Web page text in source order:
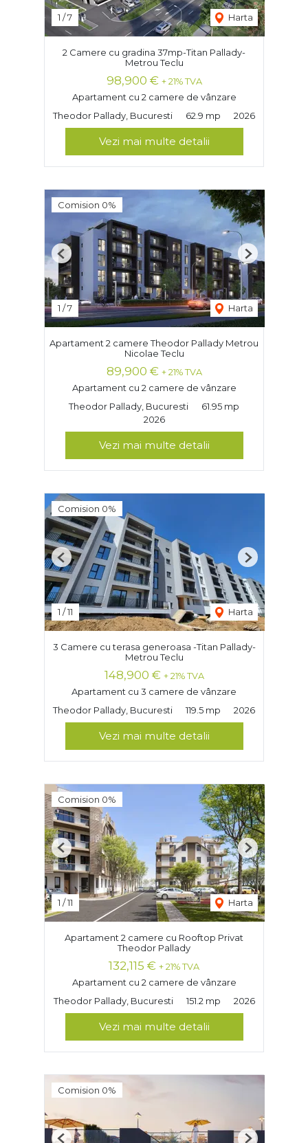
1 /7 Harta
2 Camere cu gradina 37mp-Titan Pallady-
Metrou Teclu
98,900 € + 21% TVA
Apartament cu 2 camere de vânzare
Theodor Pallady, Bucuresti
62.9 mp 2026
Vezi mai multe detalii
Comision 0%
1 /7 Harta
Previous Next
Apartament 2 camere Theodor Pallady Metrou
Nicolae Teclu
89,900 € + 21% TVA
Apartament cu 2 camere de vânzare
Theodor Pallady, Bucuresti
61.95 mp
2026
Vezi mai multe detalii
Comision 0%
1 /11 Harta
Previous Next
3 Camere cu terasa generoasa -Titan Pallady-
Metrou Teclu
148,900 € + 21% TVA
Apartament cu 3 camere de vânzare
Theodor Pallady, Bucuresti
119.5 mp 2026
Vezi mai multe detalii
Comision 0%
1 /11 Harta
Previous Next
Apartament 2 camere cu Rooftop Privat
Theodor Pallady
132,115 € + 21% TVA
Apartament cu 2 camere de vânzare
Theodor Pallady, Bucuresti
151.2 mp 2026
Vezi mai multe detalii
Comision 0%